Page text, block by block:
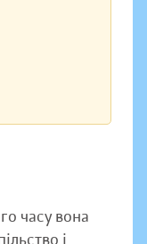
часу вона
і